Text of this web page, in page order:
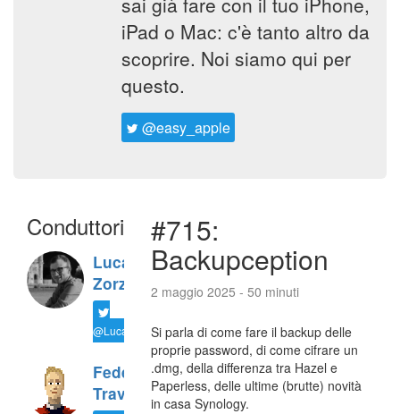
iPad o Mac: c'è tanto altro da
scoprire. Noi siamo qui per
questo.
@easy_apple
Conduttori
Luca
Zorzi
@LucaTNT
Federico
Travaini
#715:
Backupception
2 maggio 2025 - 50 minuti
Si parla di come fare il backup delle
proprie password, di come cifrare un
.dmg, della differenza tra Hazel e
Paperless, delle ultime (brutte) novità
in casa Synology.